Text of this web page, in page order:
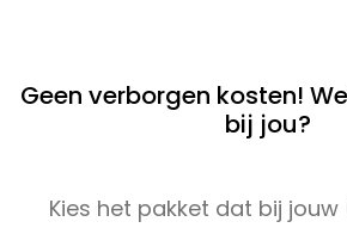
Geen verborgen kosten!
bij jou?
Kies het pakket dat bij